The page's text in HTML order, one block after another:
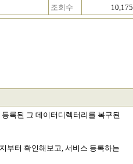
조회수 10,175
록된 그 데이터디렉터리를 복구된
부터 확인해보고, 서비스 등록하는